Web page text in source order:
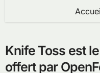
Knife Toss est
offert par